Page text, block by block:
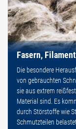
Fasern,
Die besondere
von gebrauchten
sie aus extrem
Material sind. Es
durch Störstoffe wie
Schmutzteilen